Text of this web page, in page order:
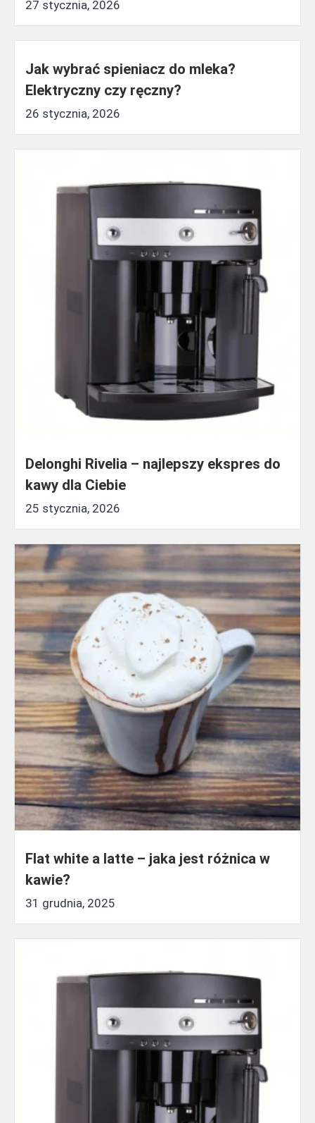
27 stycznia, 2026
Jak wybrać spieniacz do mleka?
Elektryczny czy ręczny?
26 stycznia, 2026
Delonghi Rivelia – najlepszy ekspres do
kawy dla Ciebie
25 stycznia, 2026
Flat white a latte – jaka jest różnica w
kawie?
31 grudnia, 2025